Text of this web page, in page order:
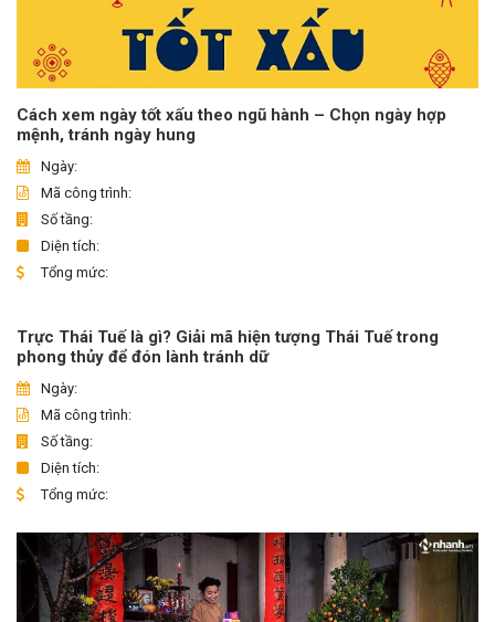
Cách xem ngày tốt xấu theo ngũ hành – Chọn ngày hợp
mệnh, tránh ngày hung
Ngày:
Mã công trình:
Số tầng:
Diện tích:
Tổng mức:
Trực Thái Tuế là gì? Giải mã hiện tượng Thái Tuế trong
phong thủy để đón lành tránh dữ
Ngày:
Mã công trình:
Số tầng:
Diện tích:
Tổng mức: